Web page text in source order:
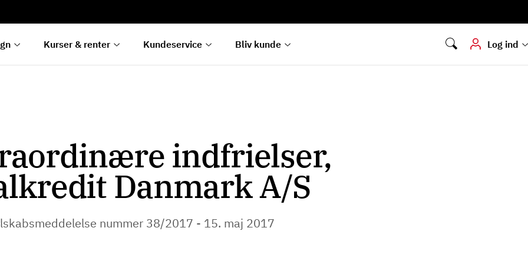
Kurser & renter Kundeservice Bliv kunde Log ind
Hvis du skal
dokumenter digitalt
indfrielser,
Danmark A/S
nummer 38/2017 - 15. maj 2017